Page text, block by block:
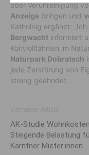
oder Verunreinigung
Anzeige bringen und
Katholnig ergänzt:
Bergwacht informiert
Kontrollfahrten im
Naturpark Dobratsch
jede Zerstörung von
streng geahndet.
AK-Studie
Steigende Belastung
Kärntner Mieter:innen